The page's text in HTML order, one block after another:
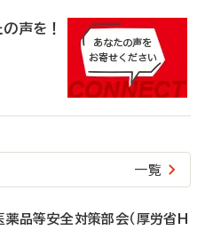
声を！
一覧
品等安全対策部会（厚労省H